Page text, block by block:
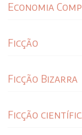
Economia
Ficção
Ficção Bizarra
Ficção